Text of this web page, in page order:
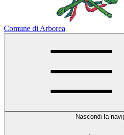
Comune di Arborea
Nascondi la